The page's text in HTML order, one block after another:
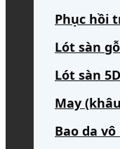
Phục hồi
Lót sàn
Lót sàn
May
Bao da vô